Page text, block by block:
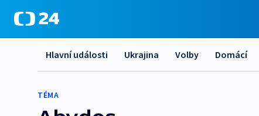
Hlavní události Ukrajina Volby Domácí
TÉMA